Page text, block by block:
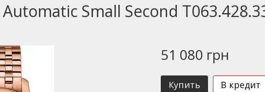
Small Second
51 080 грн
Купить В кредит